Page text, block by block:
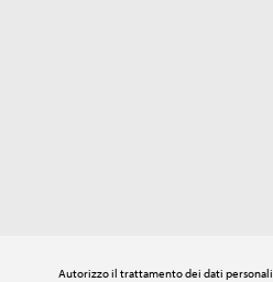
Autorizzo il trattamento dei dati personali